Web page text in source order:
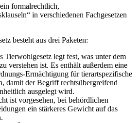
formalrechtlich,
in verschiedenen Fachgesetzen
besteht aus drei Paketen:
Tierwohlgesetz legt fest, was unter dem
verstehen ist. Es enthält außerdem eine
Ermächtigung für tierartspezifische
damit der Begriff rechtsübergreifend
ausgelegt wird.
ist vorgesehen, bei behördlichen
ein stärkeres Gewicht auf das